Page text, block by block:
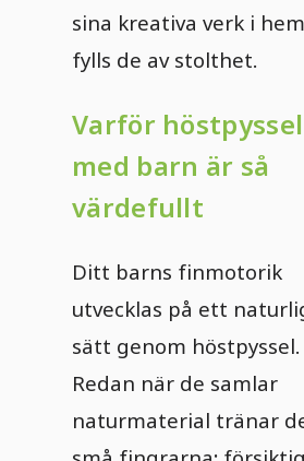
sina kreativa verk i
fylls de av stolthet.
Varför höstpyssel
med barn är så
värdefullt
Ditt barns finmotorik
utvecklas på ett
sätt genom höstpyssel.
Redan när de samlar
naturmaterial tränar